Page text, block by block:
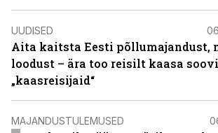
UUDISED
Aita kaitsta Eesti põllumajandust,
loodust – ära too reisilt kaasa
„kaasreisijaid“
MAJANDUSTULEMUSED